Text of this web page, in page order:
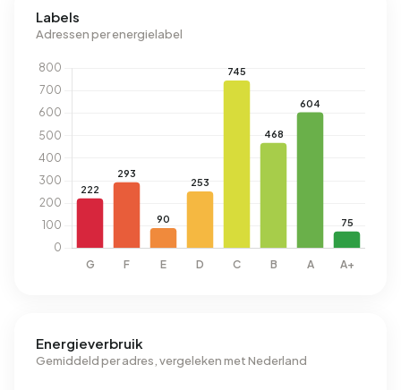
Labels
Adressen per energielabel
Energieverbruik
Gemiddeld per adres, vergeleken met Nederland